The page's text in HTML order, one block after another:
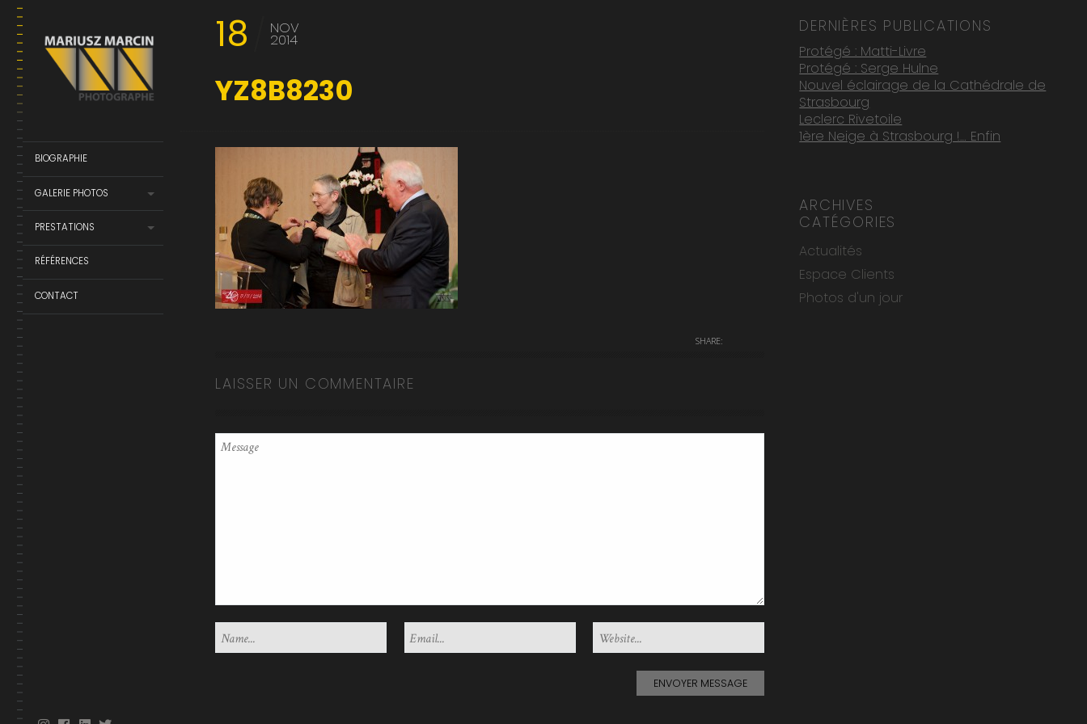
BIOGRAPHIE
GALERIE PHOTOS
PRESTATIONS
RÉFÉRENCES
CONTACT
18 NOV
2014
YZ8B8230
SHARE:
LAISSER UN COMMENTAIRE
DERNIÈRES PUBLICATIONS
Protégé : Matti-Livre
Protégé : Serge Hulne
Nouvel éclairage de la Cathédrale de
Strasbourg
Leclerc Rivetoile
1ère Neige à Strasbourg !… Enfin
ARCHIVES
CATÉGORIES
Actualités
Espace Clients
Photos d'un jour